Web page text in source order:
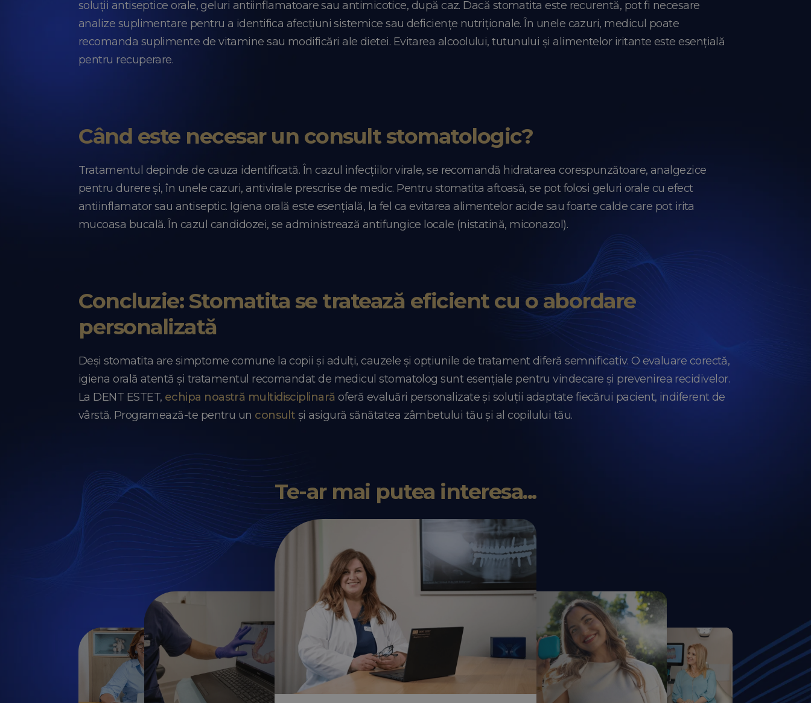
soluții antiseptice orale, geluri antiinflamatoare sau antimicotice, după caz. Dacă stomatita este recurentă, pot fi necesare
analize suplimentare pentru a identifica afecțiuni sistemice sau deficiențe nutriționale. În unele cazuri, medicul poate
recomanda suplimente de vitamine sau modificări ale dietei. Evitarea alcoolului, tutunului și alimentelor iritante este esențială
pentru recuperare.
Când este necesar un consult stomatologic?
Tratamentul depinde de cauza identificată. În cazul infecțiilor virale, se recomandă hidratarea corespunzătoare, analgezice
pentru durere și, în unele cazuri, antivirale prescrise de medic. Pentru stomatita aftoasă, se pot folosi geluri orale cu efect
antiinflamator sau antiseptic. Igiena orală este esențială, la fel ca evitarea alimentelor acide sau foarte calde care pot irita
mucoasa bucală. În cazul candidozei, se administrează antifungice locale (nistatină, miconazol).
Concluzie: Stomatita se tratează eficient cu o abordare
personalizată
Deși stomatita are simptome comune la copii și adulți, cauzele și opțiunile de tratament diferă semnificativ. O evaluare corectă,
igiena orală atentă și tratamentul recomandat de medicul stomatolog sunt esențiale pentru vindecare și prevenirea recidivelor.
La DENT ESTET, echipa noastră multidisciplinară oferă evaluări personalizate și soluții adaptate fiecărui pacient, indiferent de
vârstă. Programează-te pentru un consult și asigură sănătatea zâmbetului tău și al copilului tău.
Te-ar mai putea interesa...